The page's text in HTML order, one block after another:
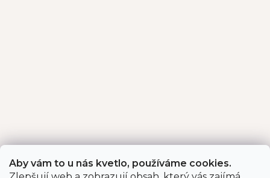
Aby vám to u nás kvetlo, používáme cookies.